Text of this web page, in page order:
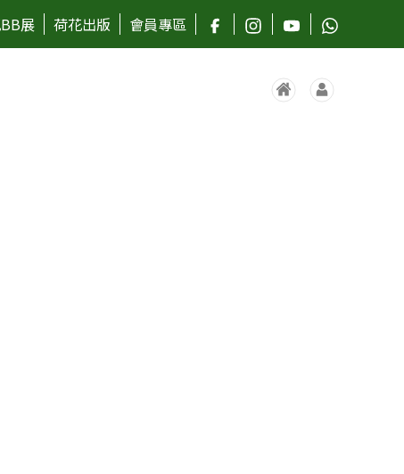
展 荷花出版 會員專區